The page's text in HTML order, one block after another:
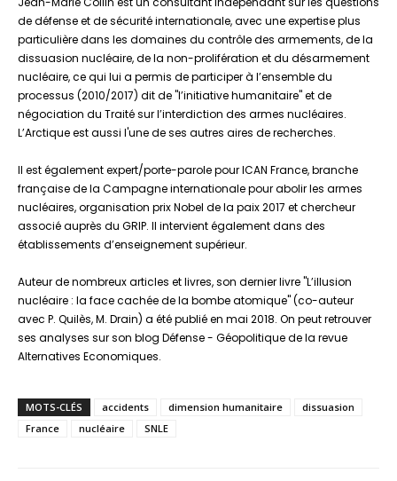
de défense et de sécurité internationale, avec une expertise plus
particulière dans les domaines du contrôle des armements, de la
dissuasion nucléaire, de la non-prolifération et du désarmement
nucléaire, ce qui lui a permis de participer à l’ensemble du
processus (2010/2017) dit de "l’initiative humanitaire" et de
négociation du Traité sur l’interdiction des armes nucléaires.
L’Arctique est aussi l'une de ses autres aires de recherches.
Il est également expert/porte-parole pour ICAN France, branche
française de la Campagne internationale pour abolir les armes
nucléaires, organisation prix Nobel de la paix 2017 et chercheur
associé auprès du GRIP. Il intervient également dans des
établissements d’enseignement supérieur.
Auteur de nombreux articles et livres, son dernier livre "L’illusion
nucléaire : la face cachée de la bombe atomique" (co-auteur
avec P. Quilès, M. Drain) a été publié en mai 2018. On peut retrouver
ses analyses sur son blog Défense - Géopolitique de la revue
Alternatives Economiques.
MOTS-CLÉS accidents dimension humanitaire
dissuasion
France
nucléaire SNLE